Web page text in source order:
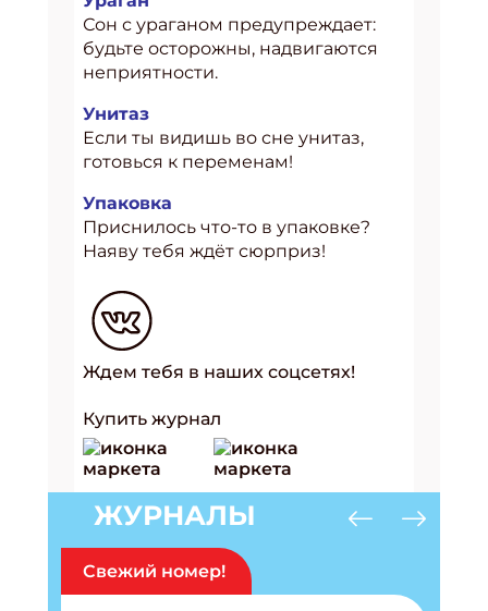
Сон с ураганом предупреждает:
будьте осторожны, надвигаются
неприятности.
Унитаз
Если ты видишь во сне унитаз,
готовься к переменам!
Упаковка
Приснилось что-то в упаковке?
Наяву тебя ждёт сюрприз!
Ждем тебя в наших соцсетях!
Купить журнал
ЖУРНАЛЫ
Свежий номер!